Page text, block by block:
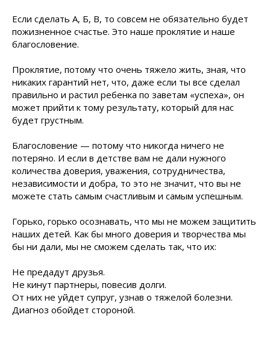
Если сделать А, Б, В, то совсем не обязательно будет
пожизненное счастье. Это наше проклятие и наше
благословение.
Проклятие, потому что очень тяжело жить, зная, что
никаких гарантий нет, что, даже если ты все сделал
правильно и растил ребенка по заветам «успеха», он
может прийти к тому результату, который для нас
будет грустным.
Благословение — потому что никогда ничего не
потеряно. И если в детстве вам не дали нужного
количества доверия, уважения, сотрудничества,
независимости и добра, то это не значит, что вы не
можете стать самым счастливым и самым успешным.
Горько, горько осознавать, что мы не можем защитить
наших детей. Как бы много доверия и творчества мы
бы ни дали, мы не сможем сделать так, что их:
Не предадут друзья.
Не кинут партнеры, повесив долги.
От них не уйдет супруг, узнав о тяжелой болезни.
Диагноз обойдет стороной.